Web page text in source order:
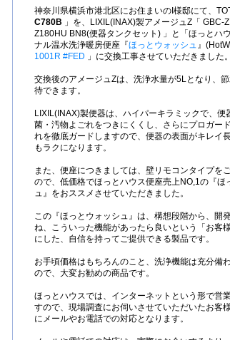
神奈川県横浜市港北区にお住まいのI様邸にて、
C780B 」を、LIXIL(INAX)製アメージュZ「 GBC-
Z180HU BN8(便器タンクセット) 」と「ほっとハ
ナル温水洗浄暖房便座『ほっとウォッシュ』
1001R #FED 」に交換工事させていただきました。
交換後のアメージュZは、洗浄水量が5Lとなり、
待できます。
LIXIL(INAX)製便器は、ハイパーキラミックで、便
菌・汚物よごれをつきにくくし、さらにプロガー
れを徹底ガードしますので、便器の表面がキレイ
もラクになります。
また、便座につきましては、壁リモコンタイプを
ので、低価格でほっとハウス便座売上NO,1の『ほ
ュ』をおススメさせていただきました。
この『ほっとウォッシュ』は、構想段階から、開
ね、こういった機能があったら良いという「お客
にした、自信を持ってご提供できる製品です。
お手頃価格はもちろんのこと、洗浄機能は充分備
ので、大変お勧めの商品です。
ほっとハウスでは、インターネットという形で営
すので、現場調査にお伺いさせていただいたお客
にメールやお電話での対応となります。